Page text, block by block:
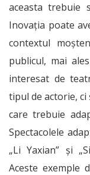
aceasta trebuie
Inovația poate
contextul
publicul, mai
interesat de
tipul de actorie, ci
care trebuie
Spectacolele
„Li Yaxian” și
Aceste exemple